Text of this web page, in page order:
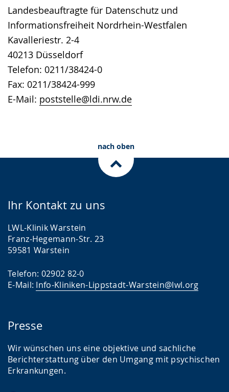
Landesbeauftragte für Datenschutz und
Informationsfreiheit Nordrhein-Westfalen
Kavalleriestr. 2-4
40213 Düsseldorf
Telefon: 0211/38424-0
Fax: 0211/38424-999
E-Mail: poststelle@ldi.nrw.de
nach oben
Ihr Kontakt zu uns
LWL-Klinik Warstein
Franz-Hegemann-Str. 23
59581 Warstein
Telefon: 02902 82-0
E-Mail: Info-Kliniken-Lippstadt-Warstein@lwl.org
Presse
Wir wünschen uns eine objektive und sachliche
Berichterstattung über den Umgang mit psychischen
Erkrankungen.